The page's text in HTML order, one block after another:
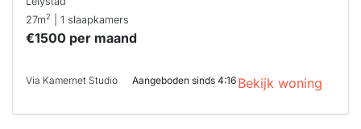
27m2 | 1 slaapkamers
€1500 per maand
Via Kamernet Studio Aangeboden sinds 4:16 Bekijk woning